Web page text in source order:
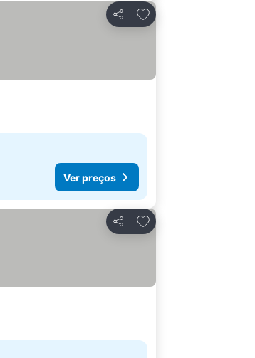
Partilhar
Adicionar aos favoritos
Ver preços
Partilhar
Adicionar aos favoritos